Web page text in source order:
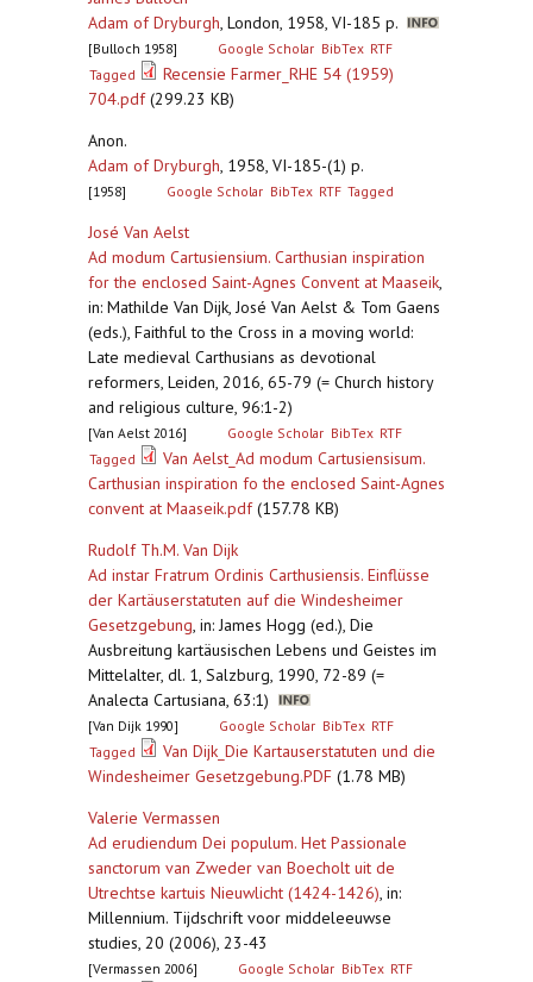
Adam of Dryburgh, London, 1958, VI-185 p.
[Bulloch 1958] Google Scholar BibTex RTF
Tagged
Recensie Farmer_RHE 54 (1959)
704.pdf(299.23 KB)
Anon.
Adam of Dryburgh, 1958, VI-185-(1) p.
[1958] Google Scholar BibTex RTF Tagged
José Van Aelst
Ad modum Cartusiensium. Carthusian inspiration
for the enclosed Saint-Agnes Convent at Maaseik,
in: Mathilde Van Dijk, José Van Aelst & Tom Gaens
(eds.), Faithful to the Cross in a moving world:
Late medieval Carthusians as devotional
reformers, Leiden, 2016, 65-79 (= Church history
and religious culture, 96:1-2)
[Van Aelst 2016] Google Scholar BibTex RTF
Tagged
Van Aelst_Ad modum Cartusiensisum.
Carthusian inspiration fo the enclosed Saint-Agnes
convent at Maaseik.pdf(157.78 KB)
Rudolf Th.M. Van Dijk
Ad instar Fratrum Ordinis Carthusiensis. Einflüsse
der Kartäuserstatuten auf die Windesheimer
Gesetzgebung, in: James Hogg (ed.), Die
Ausbreitung kartäusischen Lebens und Geistes im
Mittelalter, dl. 1, Salzburg, 1990, 72-89 (=
Analecta Cartusiana, 63:1)
[Van Dijk 1990] Google Scholar BibTex RTF
Tagged
Van Dijk_Die Kartauserstatuten und die
Windesheimer Gesetzgebung.PDF (1.78 MB)
Valerie Vermassen
Ad erudiendum Dei populum. Het Passionale
sanctorum van Zweder van Boecholt uit de
Utrechtse kartuis Nieuwlicht (1424-1426), in:
Millennium. Tijdschrift voor middeleeuwse
studies, 20 (2006), 23-43
[Vermassen 2006] Google Scholar BibTex RTF